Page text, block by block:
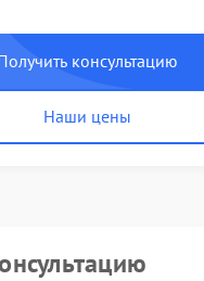
консультацию
Наши цены